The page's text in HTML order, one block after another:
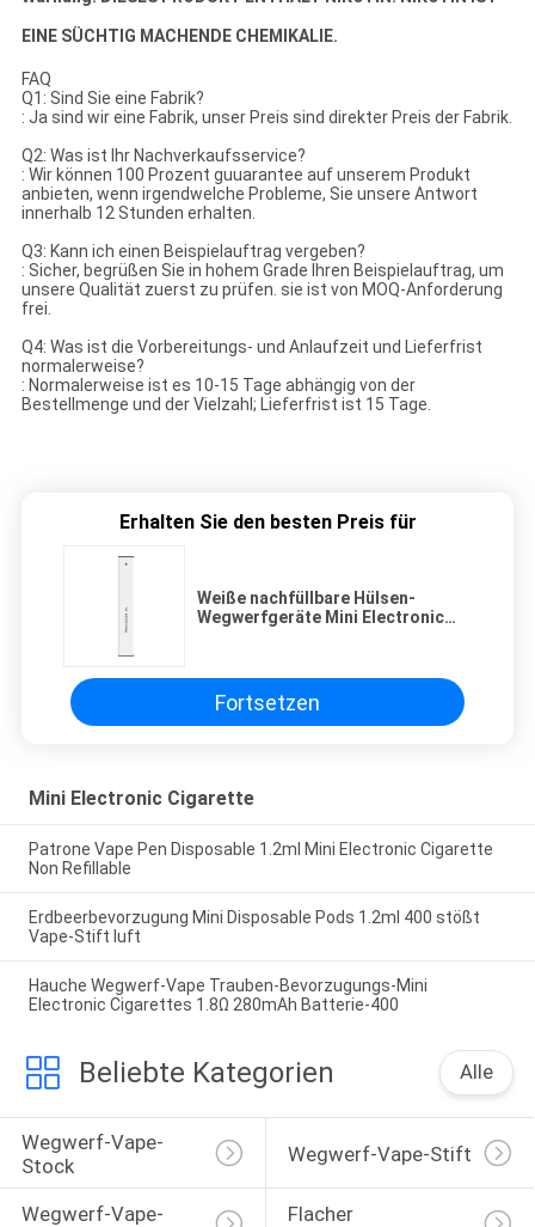
EINE SÜCHTIG MACHENDE CHEMIKALIE.
FAQ
Q1: Sind Sie eine Fabrik?
: Ja sind wir eine Fabrik, unser Preis sind direkter Preis der Fabrik.
Q2: Was ist Ihr Nachverkaufsservice?
: Wir können 100 Prozent guuarantee auf unserem Produkt
anbieten, wenn irgendwelche Probleme, Sie unsere Antwort
innerhalb 12 Stunden erhalten.
Q3: Kann ich einen Beispielauftrag vergeben?
: Sicher, begrüßen Sie in hohem Grade Ihren Beispielauftrag, um
unsere Qualität zuerst zu prüfen. sie ist von MOQ-Anforderung
frei.
Q4: Was ist die Vorbereitungs- und Anlaufzeit und Lieferfrist
normalerweise?
: Normalerweise ist es 10-15 Tage abhängig von der
Bestellmenge und der Vielzahl; Lieferfrist ist 15 Tage.
Erhalten Sie den besten Preis für
Weiße nachfüllbare Hülsen-
Wegwerfgeräte Mini Electronic
Fortsetzen
Mini Electronic Cigarette
Patrone Vape Pen Disposable 1.2ml Mini Electronic Cigarette
Non Refillable
Erdbeerbevorzugung Mini Disposable Pods 1.2ml 400 stößt
Vape-Stift luft
Hauche Wegwerf-Vape Trauben-Bevorzugungs-Mini
Electronic Cigarettes 1.8Ω 280mAh Batterie-400
Beliebte Kategorien Alle
Wegwerf-Vape-
Stock
Wegwerf-Vape-Stift
Wegwerf-Vape-
Flacher